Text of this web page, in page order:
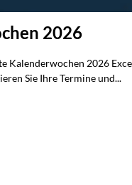
2026
Kalenderwochen 2026
Sie Ihre Termine und...